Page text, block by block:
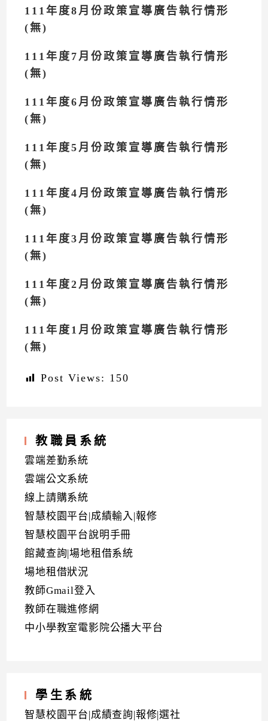
111年度8月份政策宣導廣告執行情形
(無)
111年度7月份政策宣導廣告執行情形
(無)
111年度6月份政策宣導廣告執行情形
(無)
111年度5月份政策宣導廣告執行情形
(無)
111年度4月份政策宣導廣告執行情形
(無)
111年度3月份政策宣導廣告執行情形
(無)
111年度2月份政策宣導廣告執行情形
(無)
111年度1月份政策宣導廣告執行情形
(無)
Post Views: 150
教職員系統
雲端差勤系統
雲端公文系統
線上請購系統
智慧校園平台|成績輸入|報修
智慧校園平台說明手冊
館藏查詢|場地租借系統
場地租借狀況
教師Gmail登入
教師在職進修網
中小學教室電影院公播大平台
學生系統
智慧校園平台|成績查詢|報修|選社